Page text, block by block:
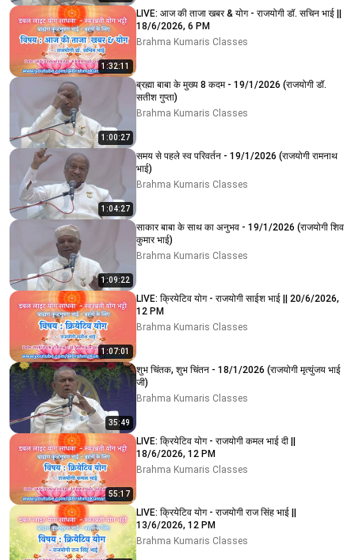
1:32:11
LIVE: आज की ताजा खबर & योग - राजयोगी डॉ. सचिन भाई ||
18/6/2026, 6 PM
Brahma Kumaris Classes
1:00:27
ब्रह्मा बाबा के मुख्य 8 कदम - 19/1/2026 (राजयोगी डॉ.
सतीश गुप्ता)
Brahma Kumaris Classes
1:04:27
समय से पहले स्व परिवर्तन - 19/1/2026 (राजयोगी रामनाथ
भाई)
Brahma Kumaris Classes
1:09:22
साकार बाबा के साथ का अनुभव - 19/1/2026 (राजयोगी शिव
कुमार भाई)
Brahma Kumaris Classes
1:07:01
LIVE: क्रियेटिव योग - राजयोगी साईश भाई || 20/6/2026,
12 PM
Brahma Kumaris Classes
35:49
शुभ चिंतक, शुभ चिंतन - 18/1/2026 (राजयोगी मृत्युंजय भाई
जी)
Brahma Kumaris Classes
55:17
LIVE: क्रियेटिव योग - राजयोगी कमल भाई दी ||
18/6/2026, 12 PM
Brahma Kumaris Classes
LIVE: क्रियेटिव योग - राजयोगी राज सिंह भाई ||
13/6/2026, 12 PM
Brahma Kumaris Classes